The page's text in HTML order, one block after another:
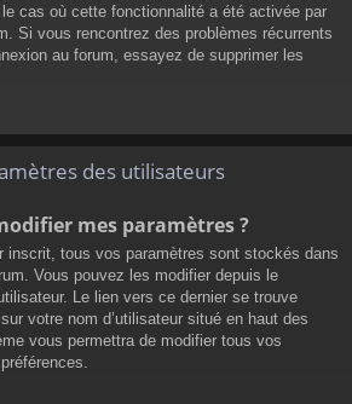
cas où cette fonctionnalité a été activée par
Si vous rencontrez des problèmes récurrents
au forum, essayez de supprimer les
des utilisateurs
mes paramètres ?
inscrit, tous vos paramètres sont stockés dans
Vous pouvez les modifier depuis le
Le lien vers ce dernier se trouve
votre nom d’utilisateur situé en haut des
vous permettra de modifier tous vos